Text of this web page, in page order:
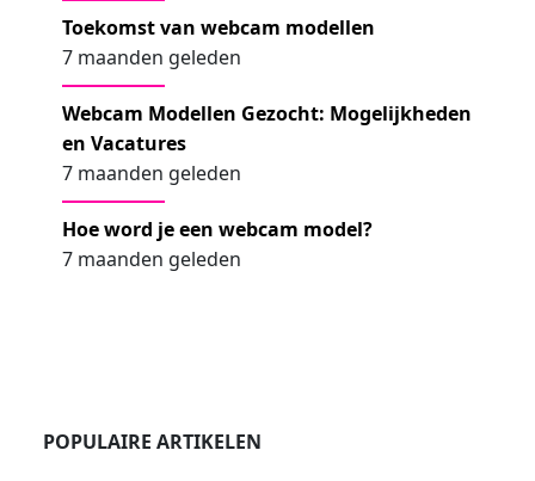
Toekomst van webcam modellen
7 maanden geleden
Webcam Modellen Gezocht: Mogelijkheden
en Vacatures
7 maanden geleden
Hoe word je een webcam model?
7 maanden geleden
POPULAIRE ARTIKELEN